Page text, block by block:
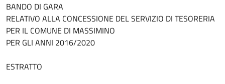
BANDO DI GARA
RELATIVO ALLA CONCESSIONE DEL SERVIZIO DI TESORERIA
PER IL COMUNE DI MASSIMINO
PER GLI ANNI 2016/2020
ESTRATTO